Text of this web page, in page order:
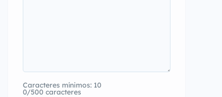
Caracteres mínimos: 10
0/500 caracteres